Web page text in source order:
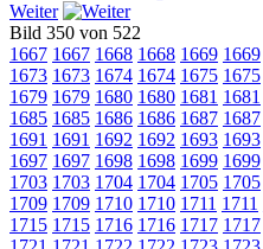
Weiter
Bild 350 von 522
1667 1667 1668 1668 1669 1669
1673 1673 1674 1674 1675 1675
1679 1679 1680 1680 1681 1681
1685 1685 1686 1686 1687 1687
1691 1691 1692 1692 1693 1693
1697 1697 1698 1698 1699 1699
1703 1703 1704 1704 1705 1705
1709 1709 1710 1710 1711 1711
1715 1715 1716 1716 1717 1717